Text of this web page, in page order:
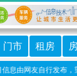
门市 租房
由网友自行发布，